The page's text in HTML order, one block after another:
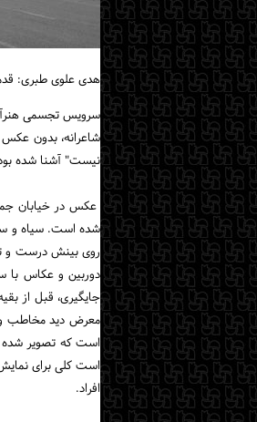
هدی علوی طبری:
سرویس تجسمی
شاعرانه، بدون
نیست" آشنا شده
عکس در خیابان
شده است. سیاه و
روی بینش درست و
دوربین و عکاس
جایگیری، قبل از
معرض دید مخاطب و
است که تصویر شده
است کلی برای
افراد.